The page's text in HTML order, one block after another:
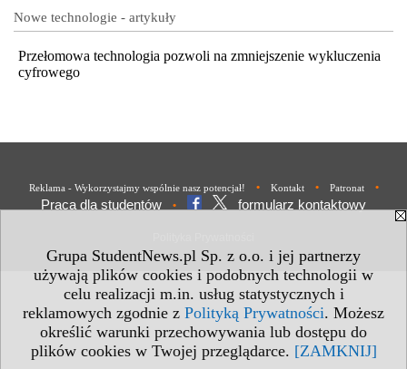
Grupa StudentNews.pl Sp. z o.o. i jej partnerzy
używają plików cookies i podobnych technologii w
celu realizacji m.in. usług statystycznych i
reklamowych zgodnie z Polityką Prywatności. Możesz
określić warunki przechowywania lub dostępu do
plików cookies w Twojej przeglądarce. [ZAMKNIJ]
Nowe technologie - artykuły
Przełomowa technologia pozwoli na zmniejszenie wykluczenia
cyfrowego
Reklama - Wykorzystajmy wspólnie nasz potencjał! • Kontakt • Patronat •
Praca dla studentów • formularz kontaktowy